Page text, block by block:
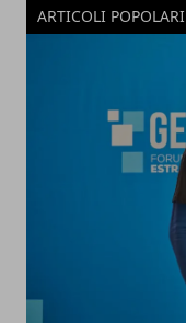
ARTICOLI POPOLARI